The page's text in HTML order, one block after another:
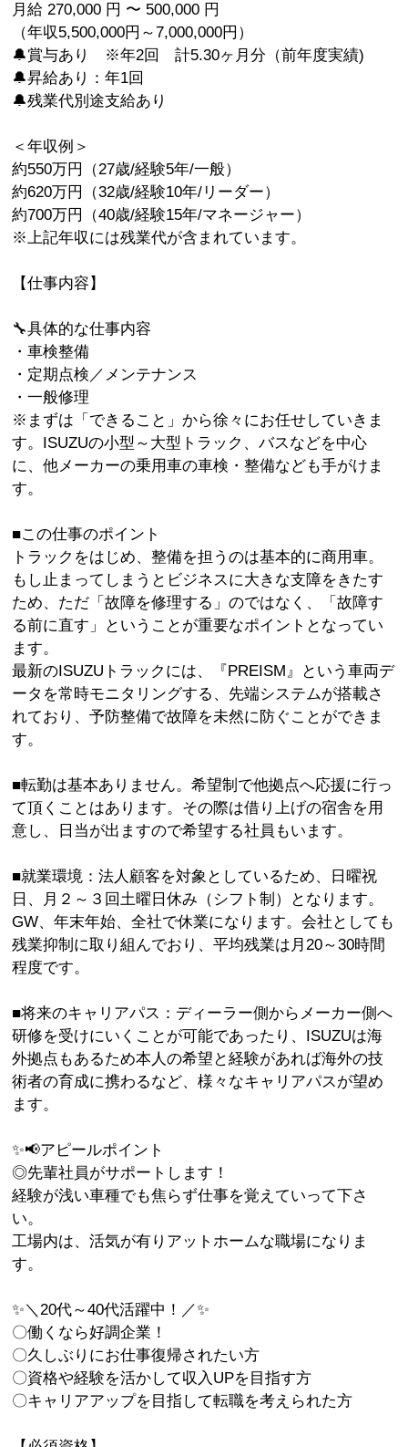
月給 270,000 円 〜 500,000 円
（年収5,500,000円～7,000,000円）
🔔賞与あり ※年2回 計5.30ヶ月分（前年度実績)
🔔昇給あり：年1回
🔔残業代別途支給あり
＜年収例＞
約550万円（27歳/経験5年/一般）
約620万円（32歳/経験10年/リーダー）
約700万円（40歳/経験15年/マネージャー）
※上記年収には残業代が含まれています。
【仕事内容】
🔧具体的な仕事内容
・車検整備
・定期点検／メンテナンス
・一般修理
※まずは「できること」から徐々にお任せしていきま
す。ISUZUの小型～大型トラック、バスなどを中心
に、他メーカーの乗用車の車検・整備なども手がけま
す。
■この仕事のポイント
トラックをはじめ、整備を担うのは基本的に商用車。
もし止まってしまうとビジネスに大きな支障をきたす
ため、ただ「故障を修理する」のではなく、「故障す
る前に直す」ということが重要なポイントとなってい
ます。
最新のISUZUトラックには、『PREISM』という車両デ
ータを常時モニタリングする、先端システムが搭載さ
れており、予防整備で故障を未然に防ぐことができま
す。
■転勤は基本ありません。希望制で他拠点へ応援に行っ
て頂くことはあります。その際は借り上げの宿舎を用
意し、日当が出ますので希望する社員もいます。
■就業環境：法人顧客を対象としているため、日曜祝
日、月２～３回土曜日休み（シフト制）となります。
GW、年末年始、全社で休業になります。会社としても
残業抑制に取り組んでおり、平均残業は月20～30時間
程度です。
■将来のキャリアパス：ディーラー側からメーカー側へ
研修を受けにいくことが可能であったり、ISUZUは海
外拠点もあるため本人の希望と経験があれば海外の技
術者の育成に携わるなど、様々なキャリアパスが望め
ます。
✨📢アピールポイント
◎先輩社員がサポートします！
経験が浅い車種でも焦らず仕事を覚えていって下さ
い。
工場内は、活気が有りアットホームな職場になりま
す。
✨＼20代～40代活躍中！／✨
〇働くなら好調企業！
〇久しぶりにお仕事復帰されたい方
〇資格や経験を活かして収入UPを目指す方
〇キャリアアップを目指して転職を考えられた方